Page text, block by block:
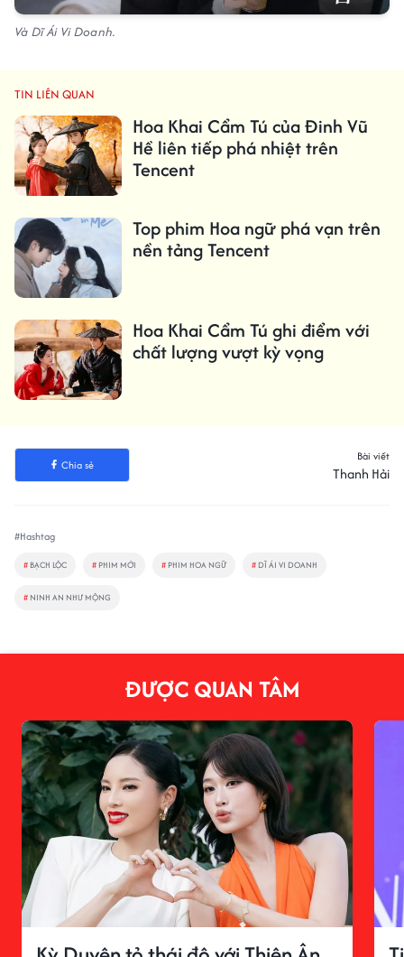
Và Dĩ Ái Vi Doanh.
TIN LIÊN QUAN
Hoa Khai Cẩm Tú của Đinh Vũ
Hề liên tiếp phá nhiệt trên
Tencent
Top phim Hoa ngữ phá vạn trên
nền tảng Tencent
Hoa Khai Cẩm Tú ghi điểm với
chất lượng vượt kỳ vọng
Chia sẻ
Bài viết
Thanh Hải
#Hashtag
# BẠCH LỘC # PHIM MỚI # PHIM HOA NGỮ # DĨ ÁI VI DOANH
# NINH AN NHƯ MỘNG
ĐƯỢC QUAN TÂM